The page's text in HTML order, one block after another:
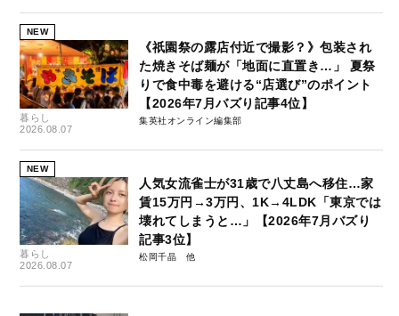
NEW
暮らし
2026.08.07
《祇園祭の露店付近で撮影？》包装され
た焼きそば麺が「地面に直置き…」 夏祭
りで食中毒を避ける“店選び”のポイント
【2026年7月バズり記事4位】
集英社オンライン編集部
NEW
暮らし
2026.08.07
人気女流雀士が31歳で八丈島へ移住…家
賃15万円→3万円、1K→4LDK「東京では
壊れてしまうと…」【2026年7月バズり
記事3位】
松岡千晶